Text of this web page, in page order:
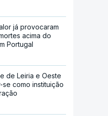
já provocaram
acima do
Portugal
de Leiria e Oeste
se como instituição